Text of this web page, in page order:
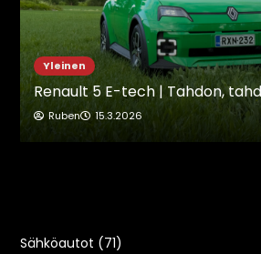
Yleinen
Renault 5 E-tech | Tahdon,
Ruben 15.3.2026
Sähköautot (71)